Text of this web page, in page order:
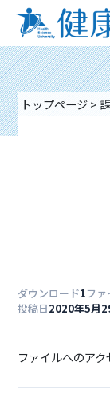
トップページ>
ダウンロード1フ
投稿日2020年5月
ファイルへのアク